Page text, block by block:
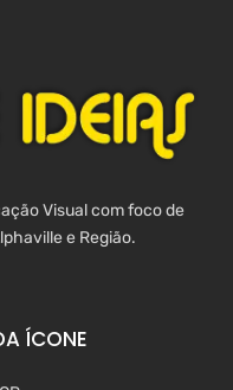
Visual com foco de
e Região.
ÍCONE